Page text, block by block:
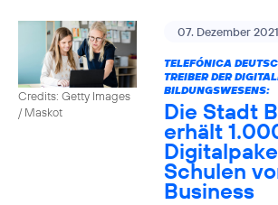
Credits: Getty Images
/ Maskot
07. Dezember 2021
TELEFÓNICA
TREIBER DER
BILDUNGSWESENS:
Die Stadt
erhält
Schulen
Business